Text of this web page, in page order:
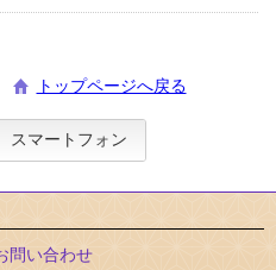
トップページへ戻る
スマートフォン
問い合わせ